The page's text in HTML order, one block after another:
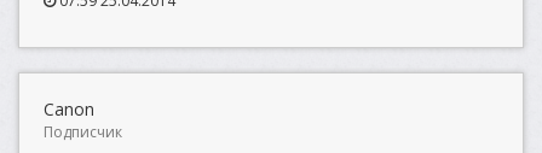
Canon
Подписчик